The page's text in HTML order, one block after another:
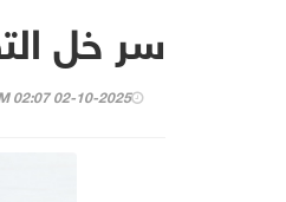
سر خل
02-10-2025 02:07 PM